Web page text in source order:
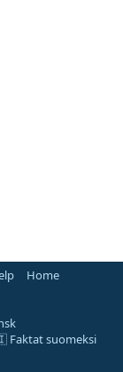
Home
suomeksi